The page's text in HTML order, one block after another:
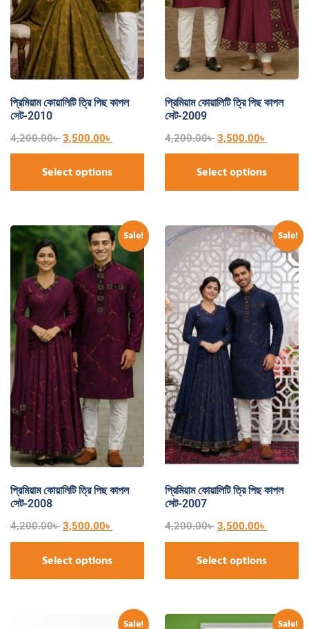
প্রিমিয়াম কোয়ালিটি ত্রি পিছ কাপল
সেট-2010
4,200.00৳ 3,500.00৳
Select options
প্রিমিয়াম কোয়ালিটি ত্রি পিছ কাপল
সেট-2009
4,200.00৳ 3,500.00৳
Select options
Sale!
প্রিমিয়াম কোয়ালিটি ত্রি পিছ কাপল
সেট-2008
4,200.00৳ 3,500.00৳
Select options
Sale!
প্রিমিয়াম কোয়ালিটি ত্রি পিছ কাপল
সেট-2007
4,200.00৳ 3,500.00৳
Select options
Sale! Sale!